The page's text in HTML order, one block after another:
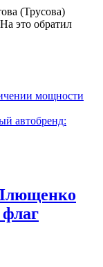
(Трусова)
это обратил
мощности
автобренд:
флаг